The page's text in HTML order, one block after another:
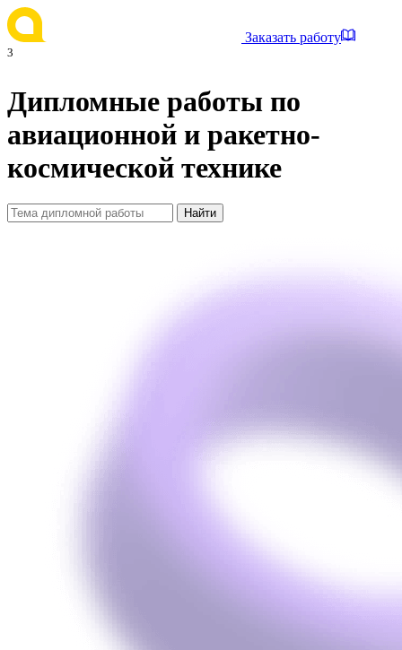
Заказать работу
3
Дипломные работы по
авиационной и ракетно-
космической технике
Найти